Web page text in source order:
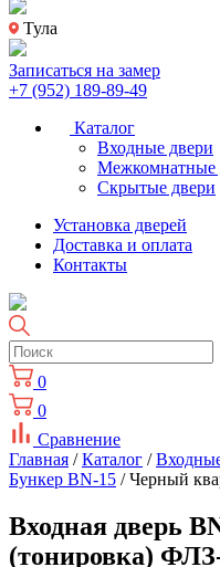
Тула
Записаться на замер
+7 (952) 189-89-49
Каталог
Входные двери
Межкомнатные
Скрытые двери
Установка дверей
Доставка и оплата
Контакты
0
0
Сравнение
Главная /Каталог /
Бункер BN-15 / Черный
Входная дверь
(тонировка)